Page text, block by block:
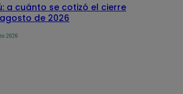
a cuánto se cotizó el cierre
de 2026
2026